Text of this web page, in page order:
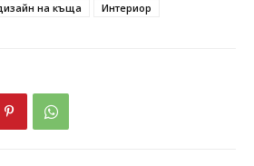
на къща Интериор